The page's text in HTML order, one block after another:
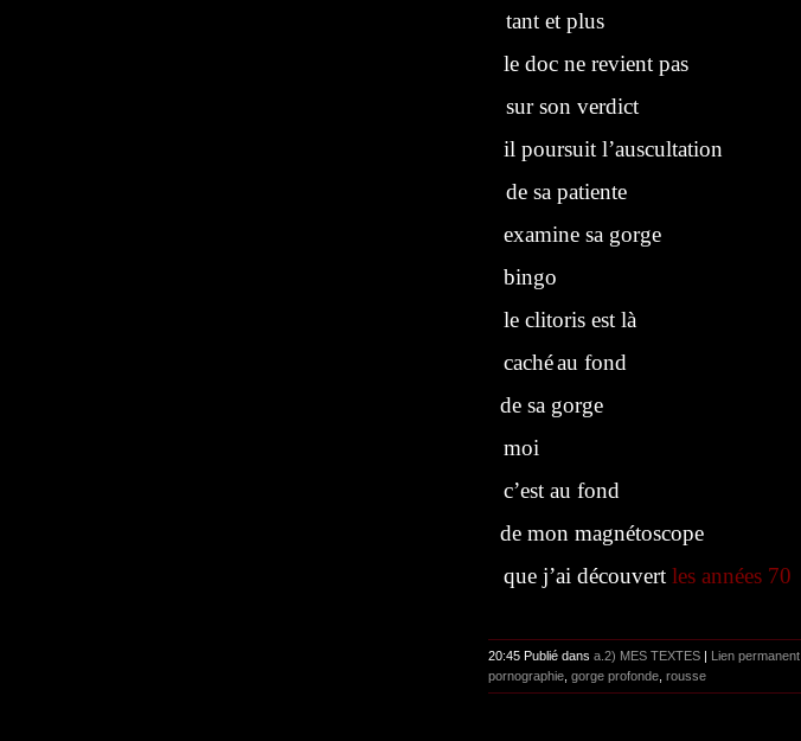
tant et plus
le doc ne revient pas
sur son verdict
il poursuit l’auscultation
de sa patiente
examine sa gorge
bingo
le clitoris est là
cachéau fond
de sa gorge
moi
c’est au fond
de mon magnétoscope
que j’ai découvert les années 70
20:45 Publié dans a.2) MES TEXTES Lien permanent
pornographie, gorge profonde, rousse